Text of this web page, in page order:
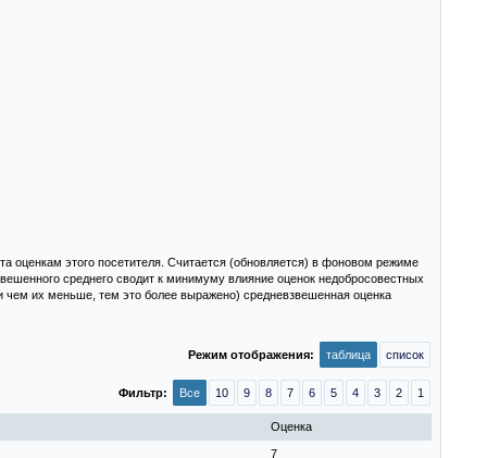
оценкам этого посетителя. Считается (обновляется) в фоновом режиме
среднего сводит к минимуму влияние оценок недобросовестных
чем их меньше, тем это более выражено) средневзвешенная оценка
Режим отображения: таблица список
Все 10 9 8 7 6 5 4 3 2 1
Фильтр:
Оценка
7